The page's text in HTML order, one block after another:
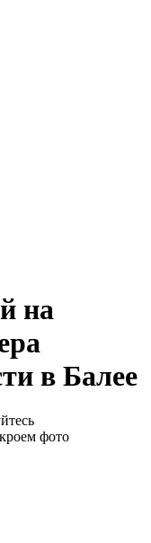
на
в Балее
фото